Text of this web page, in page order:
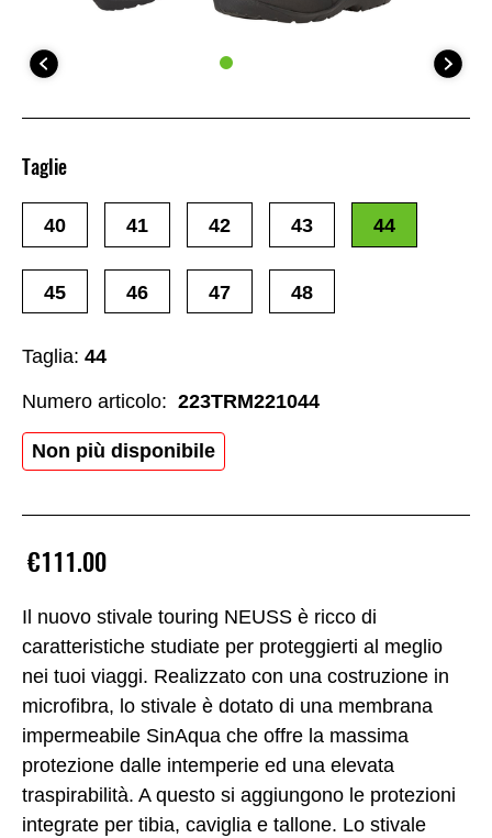
Il nuovo stivale touring NEUSS è ricco di
caratteristiche studiate per proteggierti al meglio
nei tuoi viaggi. Realizzato con una costruzione in
microfibra, lo stivale è dotato di una membrana
impermeabile SinAqua che offre la massima
protezione dalle intemperie ed una elevata
traspirabilità. A questo si aggiungono le protezioni
integrate per tibia, caviglia e tallone. Lo stivale
€111.00
Taglia: 44
Non più disponibile
Taglie
40 41 42 43 44
45 46 47 48
Numero articolo: 223TRM221044